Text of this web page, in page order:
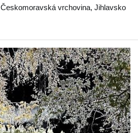
Českomoravská vrchovina, Jihlavsko